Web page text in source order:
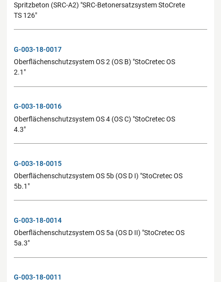
Spritzbeton (SRC-A2) "SRC-Betonersatzsystem StoCrete
TS 126"
G-003-18-0017
Oberflächenschutzsystem OS 2 (OS B) "StoCretec OS
2.1"
G-003-18-0016
Oberflächenschutzsystem OS 4 (OS C) "StoCretec OS
4.3"
G-003-18-0015
Oberflächenschutzsystem OS 5b (OS D I) "StoCretec OS
5b.1"
G-003-18-0014
Oberflächenschutzsystem OS 5a (OS D II) "StoCretec OS
5a.3"
G-003-18-0011